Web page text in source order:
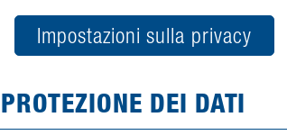
Impostazioni sulla privacy
DEI DATI